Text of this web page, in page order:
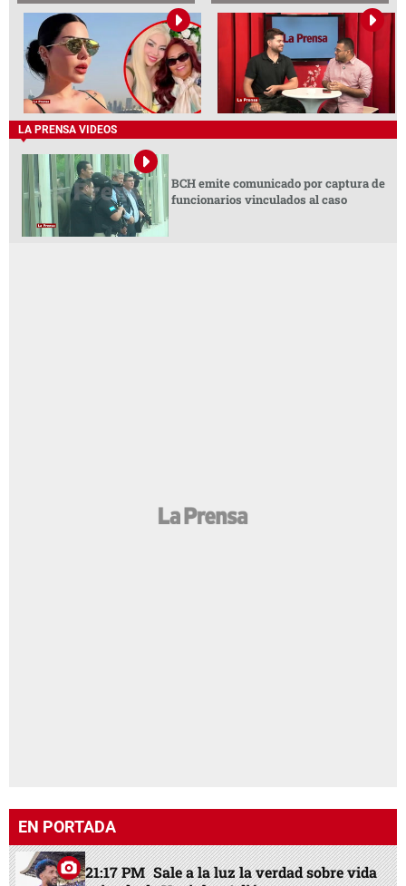
LA PRENSA VIDEOS
BCH emite comunicado por captura de
funcionarios vinculados al caso
EN PORTADA
21:17 PM Sale a la luz la verdad sobre vida